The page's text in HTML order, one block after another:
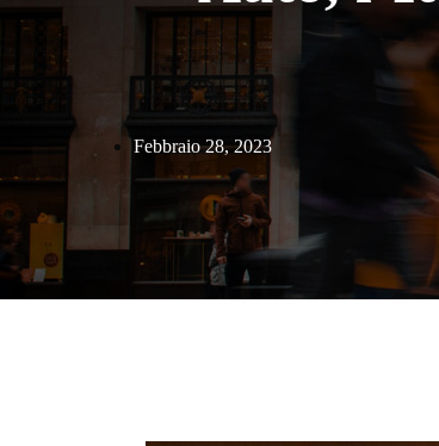
Febbraio 28, 2023